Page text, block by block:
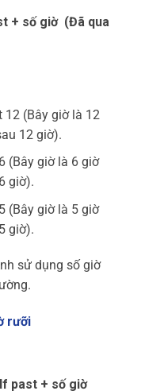
+ số giờ (Đã qua
12 (Bây giờ là 12
12 giờ).
(Bây giờ là 6 giờ
giờ).
(Bây giờ là 5 giờ
giờ).
sử dụng số giờ
rưỡi
past + số giờ